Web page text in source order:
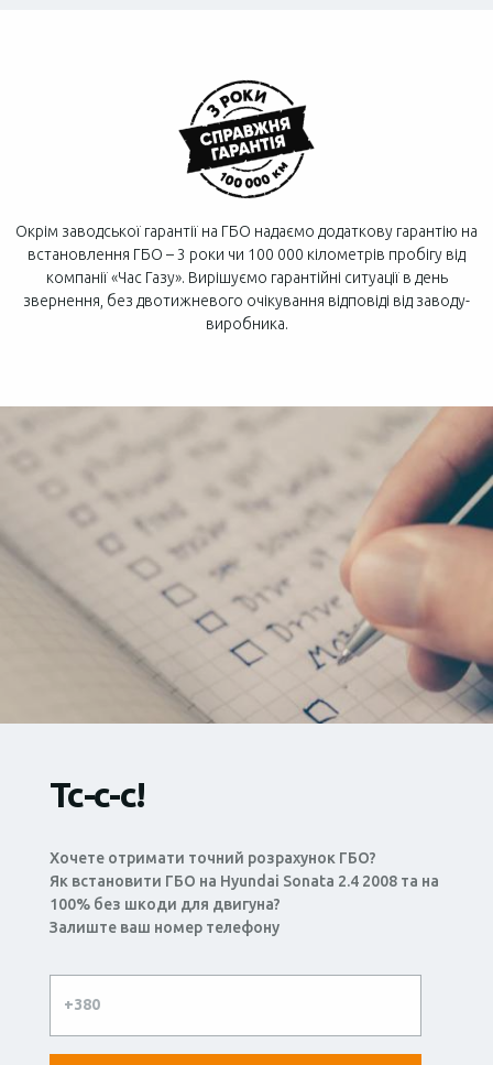
Окрім заводської гарантії на ГБО надаємо додаткову гарантію на
встановлення ГБО – 3 роки чи 100 000 кілометрів пробігу від
компанії «Час Газу». Вирішуємо гарантійні ситуації в день
звернення, без двотижневого очікування відповіді від заводу-
виробника.
Тс-с-с!
Хочете отримати точний розрахунок ГБО?
Як встановити ГБО на Hyundai Sonata 2.4 2008 та на
100% без шкоди для двигуна?
Залиште ваш номер телефону